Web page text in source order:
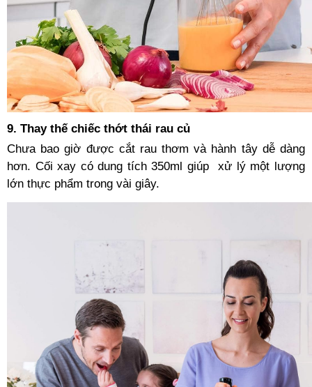
9. Thay thế chiếc thớt thái rau củ
Chưa bao giờ được cắt rau thơm và hành tây dễ dàng
hơn. Cối xay có dung tích 350ml giúp
xử lý một lượng
lớn thực phẩm trong vài giây.